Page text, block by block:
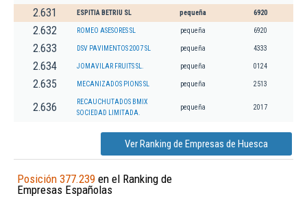
2.631 ESPITIA BETRIU SL pequeña 6920
2.632 ROMEO ASESORES SL pequeña 6920
2.633 DSV PAVIMENTOS 2007 SL pequeña 4333
2.634 JOMAVILAR FRUITS SL. pequeña 0124
2.635 MECANIZADOS PIONS SL pequeña 2513
2.636
RECAUCHUTADOS BMIX
SOCIEDAD LIMITADA.
pequeña 2017
Ver Ranking de Empresas de Huesca
Posición 377.239 en el Ranking de
Empresas Españolas